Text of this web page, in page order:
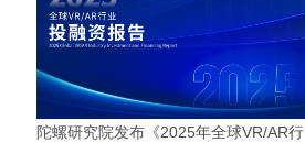
陀螺研究院发布《2025年全球VR/AR行